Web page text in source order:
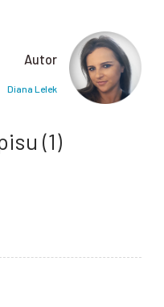
Autor
Diana Lelek
(1)